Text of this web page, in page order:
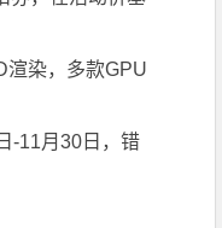
渲染，多款GPU
-11月30日，错